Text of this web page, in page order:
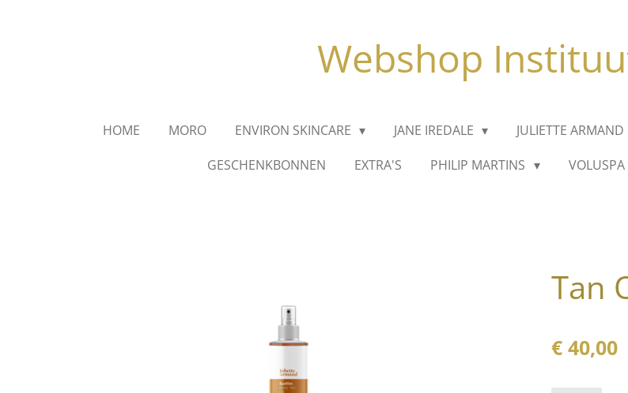
Webshop
HOME MORO ENVIRON SKINCARE JANE IREDALE JULIETTE ARMAND
GESCHENKBONNEN
EXTRA'S PHILIP MARTINS VOLUSPA
Tan
€ 40,00